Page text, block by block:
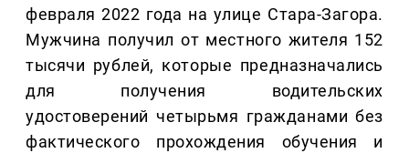
февраля 2022 года на улице Стара-Загора.
Мужчина получил от местного жителя 152
тысячи рублей, которые предназначались
для получения водительских
удостоверений четырьмя гражданами без
фактического прохождения обучения и